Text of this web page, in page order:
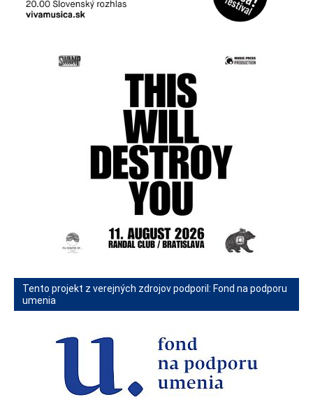
Tento projekt z verejných zdrojov podporil: Fond na podporu
umenia